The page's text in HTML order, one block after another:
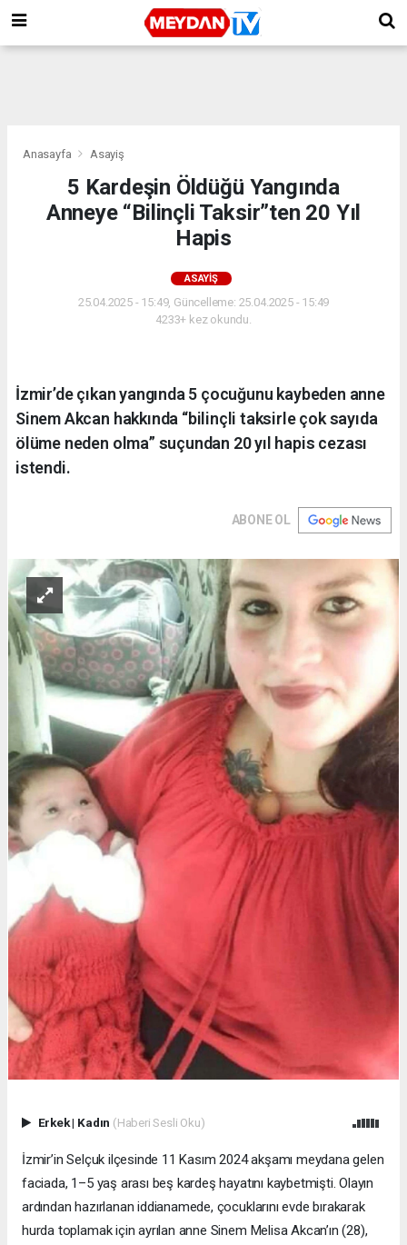
Anasayfa Asayiş
5 Kardeşin Öldüğü Yangında
Anneye “Bilinçli Taksir”ten 20 Yıl
Hapis
ASAYIŞ
25.04.2025 - 15:49, Güncelleme: 25.04.2025 - 15:49
4233+ kez okundu.
İzmir’de çıkan yangında 5 çocuğunu kaybeden anne
Sinem Akcan hakkında “bilinçli taksirle çok sayıda
ölüme neden olma” suçundan 20 yıl hapis cezası
istendi.
ABONE OL
Erkek| Kadın (Haberi Sesli Oku)
İzmir’in Selçuk ilçesinde 11 Kasım 2024 akşamı meydana gelen
faciada, 1–5 yaş arası beş kardeş hayatını kaybetmişti. Olayın
ardından hazırlanan iddianamede, çocuklarını evde bırakarak
hurda toplamak için ayrılan anne Sinem Melisa Akcan’ın (28),